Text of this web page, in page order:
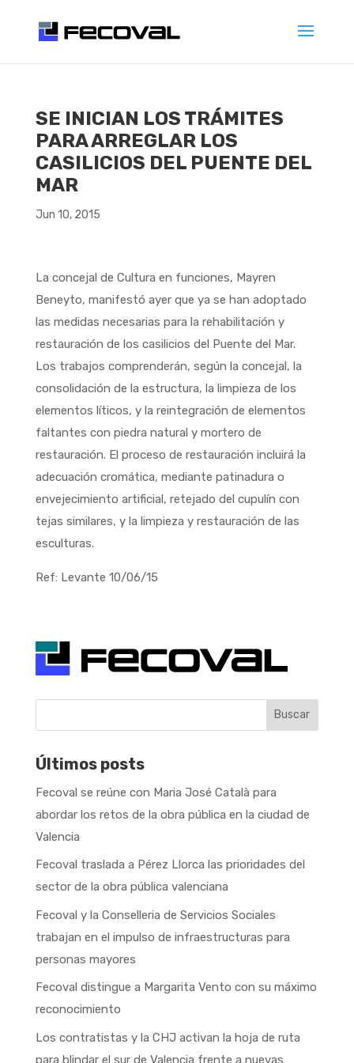
SE INICIAN LOS TRÁMITES
PARA ARREGLAR LOS
CASILICIOS DEL PUENTE DEL
MAR
Jun 10, 2015
La concejal de Cultura en funciones, Mayren
Beneyto, manifestó ayer que ya se han adoptado
las medidas necesarias para la rehabilitación y
restauración de los casilicios del Puente del Mar.
Los trabajos comprenderán, según la concejal, la
consolidación de la estructura, la limpieza de los
elementos líticos, y la reintegración de elementos
faltantes con piedra natural y mortero de
restauración. El proceso de restauración incluirá la
adecuación cromática, mediante patinadura o
envejecimiento artificial, retejado del cupulín con
tejas similares, y la limpieza y restauración de las
esculturas.
Ref: Levante 10/06/15
Buscar
Últimos posts
Fecoval se reúne con Maria José Català para
abordar los retos de la obra pública en la ciudad de
Valencia
Fecoval traslada a Pérez Llorca las prioridades del
sector de la obra pública valenciana
Fecoval y la Conselleria de Servicios Sociales
trabajan en el impulso de infraestructuras para
personas mayores
Fecoval distingue a Margarita Vento con su máximo
reconocimiento
Los contratistas y la CHJ activan la hoja de ruta
para blindar el sur de Valencia frente a nuevas